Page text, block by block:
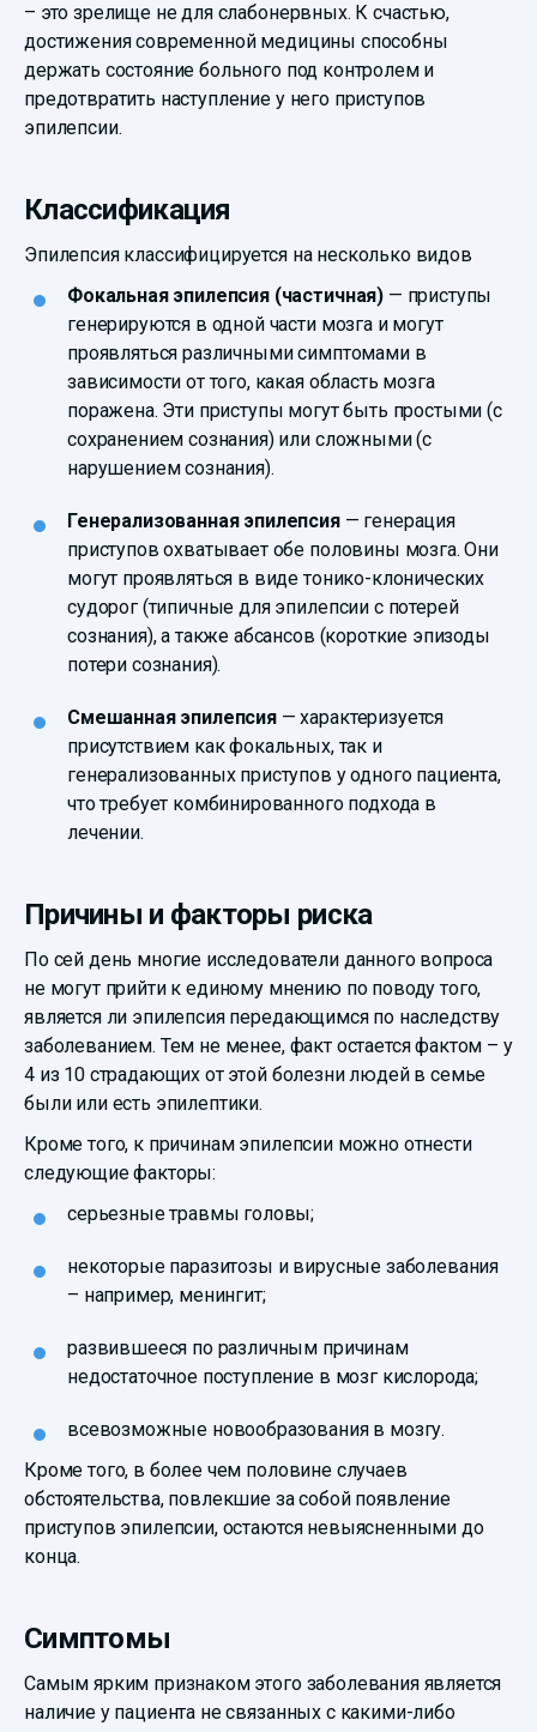
– это зрелище не для слабонервных. К счастью,
достижения современной медицины способны
держать состояние больного под контролем и
предотвратить наступление у него приступов
эпилепсии.
Классификация
Эпилепсия классифицируется на несколько видов
Фокальная эпилепсия (частичная) — приступы
генерируются в одной части мозга и могут
проявляться различными симптомами в
зависимости от того, какая область мозга
поражена. Эти приступы могут быть простыми (с
сохранением сознания) или сложными (с
нарушением сознания).
Генерализованная эпилепсия— генерация
приступов охватывает обе половины мозга. Они
могут проявляться в виде тонико-клонических
судорог (типичные для эпилепсии с потерей
сознания), а также абсансов (короткие эпизоды
потери сознания).
Смешанная эпилепсия— характеризуется
присутствием как фокальных, так и
генерализованных приступов у одного пациента,
что требует комбинированного подхода в
лечении.
Причины и факторы риска
По сей день многие исследователи данного вопроса
не могут прийти к единому мнению по поводу того,
является ли эпилепсия передающимся по наследству
заболеванием. Тем не менее, факт остается фактом – у
4 из 10 страдающих от этой болезни людей в семье
были или есть эпилептики.
Кроме того, к причинам эпилепсии можно отнести
следующие факторы:
серьезные травмы головы;
некоторые паразитозы и вирусные заболевания
– например, менингит;
развившееся по различным причинам
недостаточное поступление в мозг кислорода;
всевозможные новообразования в мозгу.
Кроме того, в более чем половине случаев
обстоятельства, повлекшие за собой появление
приступов эпилепсии, остаются невыясненными до
конца.
Симптомы
Самым ярким признаком этого заболевания является
наличие у пациента не связанных с какими-либо